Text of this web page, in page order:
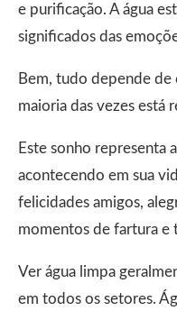
e purificação. A água
significados das
Bem, tudo depende de
maioria das vezes está
Este sonho representa
acontecendo em sua
felicidades amigos,
momentos de fartura e
Ver água limpa
em todos os setores.